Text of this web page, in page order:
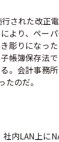
された改正
より、ペー
彫りになっ
帳簿保存法
。会計事務
のだ。
内LAN上に